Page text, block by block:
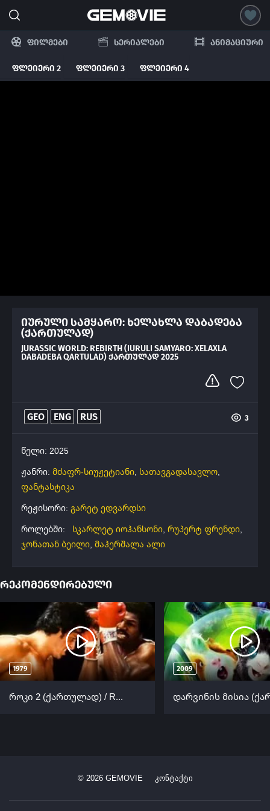
ფილმები სერიალები ანიმაციური
ფლეიერი 2 ფლეიერი 3 ფლეიერი 4
იურული სამყარო: ხელახლა დაბადება
(ქართულად)
JURASSIC WORLD: REBIRTH (IURULI SAMYARO: XELAXLA
DABADEBA QARTULAD) ᲥᲐᲠᲗᲣᲚᲐᲓ 2025
GEO ENG RUS 3
წელი: 2025
ჟანრი: მძაფრ-სიუჟეტიანი, სათავგადასავლო,
ფანტასტიკა
რეჟისორი: გარეტ ედვარდსი
როლებში:
სკარლეტ იოჰანსონი, რუპერტ ფრენდი,
ჯონათან ბეილი, მაჰერშალა ალი
რეკომენდირებული
1979
როკი 2 (ქართულად) / Rocky II (Roki 2 Qartulad) ქართულად 1979
2009
© 2026GEMOVIE კონტაქტი